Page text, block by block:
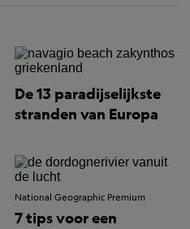
De 13 paradijselijkste
stranden van Europa
National Geographic Premium
7 tips voor een